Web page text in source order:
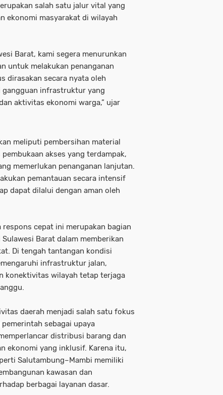
salah satu jalur vital yang
ekonomi masyarakat di wilayah
Barat, kami segera menurunkan
untuk melakukan penanganan
dirasakan secara nyata oleh
gangguan infrastruktur yang
aktivitas ekonomi warga,” ujar
meliputi pembersihan material
akses yang terdampak,
memerlukan penanganan lanjutan.
pemantauan secara intensif
dapat dilalui dengan aman oleh
cepat ini merupakan bagian
Barat dalam memberikan
Di tengah tantangan kondisi
infrastruktur jalan,
konektivitas wilayah tetap terjaga
daerah menjadi salah satu fokus
sebagai upaya
distribusi barang dan
ekonomi yang inklusif. Karena itu,
Salutambung–Mambi memiliki
kawasan dan
berbagai layanan dasar.